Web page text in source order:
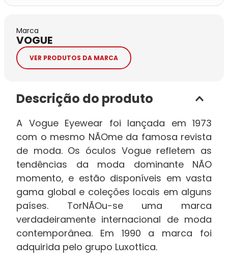
Marca
VOGUE
VER PRODUTOS DA MARCA
Descrição do produto
A Vogue Eyewear foi lançada em 1973
com o mesmo NÃOme da famosa revista
de moda. Os óculos Vogue refletem as
tendências da moda dominante NÃO
momento, e estão disponíveis em vasta
gama global e coleções locais em alguns
países. TorNÃOu-se uma marca
verdadeiramente internacional de moda
contemporânea. Em 1990 a marca foi
adquirida pelo grupo Luxottica.